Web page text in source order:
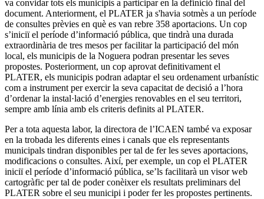
va convidar tots els municipis a participar en la definició final del
document. Anteriorment, el PLATER ja s'havia sotmès a un període
de consultes prèvies en què es van rebre 358 aportacions. Un cop
s’iniciï el període d’informació pública, que tindrà una durada
extraordinària de tres mesos per facilitar la participació del món
local, els municipis de la Noguera podran presentar les seves
propostes. Posteriorment, un cop aprovat definitivament el
PLATER, els municipis podran adaptar el seu ordenament urbanístic
com a instrument per exercir la seva capacitat de decisió a l’hora
d’ordenar la instal·lació d’energies renovables en el seu territori,
sempre amb línia amb els criteris definits al PLATER.
Per a tota aquesta labor, la directora de l’ICAEN també va exposar
en la trobada les diferents eines i canals que els representants
municipals tindran disponibles per tal de fer les seves aportacions,
modificacions o consultes. Així, per exemple, un cop el PLATER
iniciï el període d’informació pública, se’ls facilitarà un visor web
cartogràfic per tal de poder conèixer els resultats preliminars del
PLATER sobre el seu municipi i poder fer les propostes pertinents.